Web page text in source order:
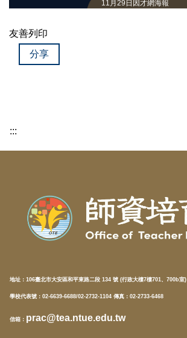
11月29日因才網海報
友善列印
分享
:::
地址： 106臺北市大安區和平東路二段 134 號 (行政大樓7樓701、700b室)
學校代表號：02-6639-6688/02-2732-1104 傳真：02-2733-6468
信箱 ： prac@tea.ntue.edu.tw